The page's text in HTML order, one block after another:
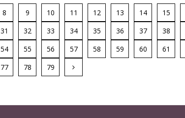
8 9 10 11 12 13 14 15
31 32 33 34 35 36 37 38
54 55 56 57 58 59 60 61
77 78 79